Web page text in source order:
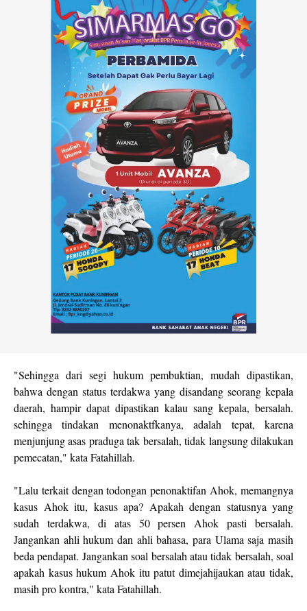
"Sehingga dari segi hukum pembuktian, mudah dipastikan,
bahwa dengan status terdakwa yang disandang seorang kepala
daerah, hampir dapat dipastikan kalau sang kepala, bersalah.
sehingga tindakan menonaktfkanya, adalah tepat, karena
menjunjung asas praduga tak bersalah, tidak langsung dilakukan
pemecatan," kata Fatahillah.
"Lalu terkait dengan todongan penonaktifan Ahok, memangnya
kasus Ahok itu, kasus apa? Apakah dengan statusnya yang
sudah terdakwa, di atas 50 persen Ahok pasti bersalah.
Jangankan ahli hukum dan ahli bahasa, para Ulama saja masih
beda pendapat. Jangankan soal bersalah atau tidak bersalah, soal
apakah kasus hukum Ahok itu patut dimejahijaukan atau tidak,
masih pro kontra," kata Fatahillah.